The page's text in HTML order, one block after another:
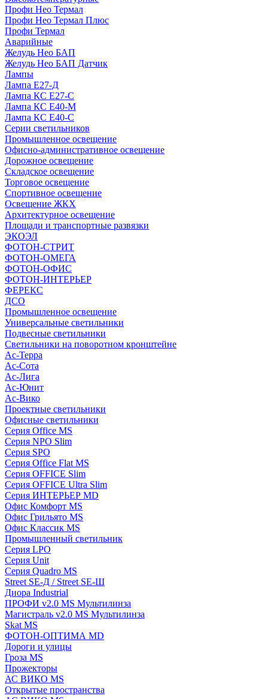
Профи Нео Термал
Профи Нео Термал Плюс
Профи Термал
Аварийные
Желудь Нео БАП
Желудь Нео БАП Датчик
Лампы
Лампа Е27-Д
Лампа КС Е27-С
Лампа КС Е40-М
Лампа КС Е40-С
Серии светильников
Промышленное освещение
Офисно-административное освещение
Дорожное освещение
Складское освещение
Торговое освещение
Спортивное освещение
Освещение ЖКХ
Архитектурное освещение
Площади и транспортные развязки
ЭКОЭЛ
ФОТОН-СТРИТ
ФОТОН-ОМЕГА
ФОТОН-ОФИС
ФОТОН-ИНТЕРЬЕР
ФЕРЕКС
ДСО
Промышленное освещение
Универсальные светильники
Подвесные светильники
Светильники на поворотном кронштейне
Ас-Терра
Ас-Сота
Ас-Лига
Ас-Юнит
Ас-Вико
Проектные светильники
Офисные светильники
Серия Office MS
Серия NPO Slim
Серия SPO
Серия Office Flat MS
Серия OFFICE Slim
Серия OFFICE Ultra Slim
Серия ИНТЕРЬЕР MD
Офис Комфорт MS
Офис Грильято MS
Офис Классик MS
Промышленный светильник
Серия LPO
Серия Unit
Серия Quadro MS
Street SE-Д / Street SE-Ш
Диора Industrial
ПРОФИ v2.0 MS Мультилинза
Магистраль v2.0 MS Мультилинза
Skat MS
ФОТОН-ОПТИМА MD
Дороги и улицы
Гроза MS
Прожекторы
АС ВИКО MS
Открытые пространства